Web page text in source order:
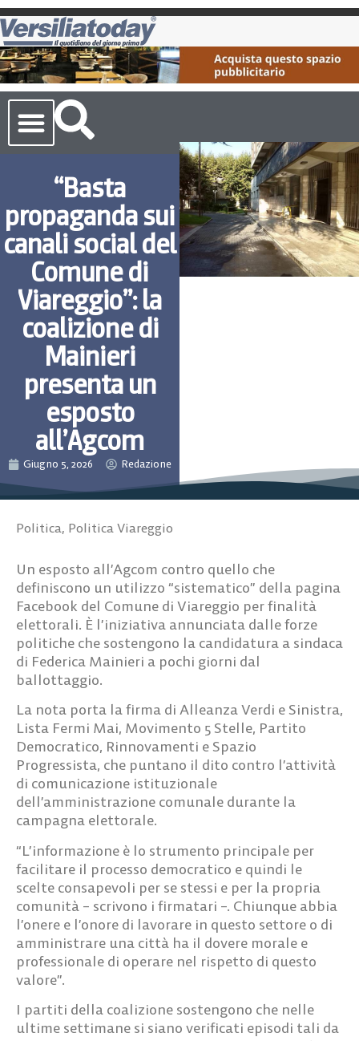
“Basta
propaganda sui
canali social del
Comune di
Viareggio”: la
coalizione di
Mainieri
presenta un
esposto
all’Agcom
Giugno 5, 2026 Redazione
Politica, Politica Viareggio
Un esposto all’Agcom contro quello che
definiscono un utilizzo “sistematico” della pagina
Facebook del Comune di Viareggio per finalità
elettorali. È l’iniziativa annunciata dalle forze
politiche che sostengono la candidatura a sindaca
di Federica Mainieri a pochi giorni dal
ballottaggio.
La nota porta la firma di Alleanza Verdi e Sinistra,
Lista Fermi Mai, Movimento 5 Stelle, Partito
Democratico, Rinnovamenti e Spazio
Progressista, che puntano il dito contro l’attività
di comunicazione istituzionale
dell’amministrazione comunale durante la
campagna elettorale.
“L’informazione è lo strumento principale per
facilitare il processo democratico e quindi le
scelte consapevoli per se stessi e per la propria
comunità – scrivono i firmatari –. Chiunque abbia
l’onere e l’onore di lavorare in questo settore o di
amministrare una città ha il dovere morale e
professionale di operare nel rispetto di questo
valore”.
I partiti della coalizione sostengono che nelle
ultime settimane si siano verificati episodi tali da